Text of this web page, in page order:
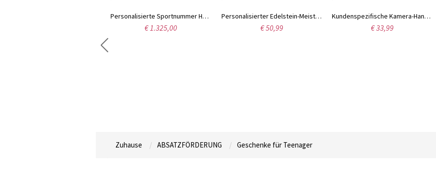
Personalisierte Sportnummer Halskette Edelstahl
€ 1.325,00
Personalisierter Edelstein-Meisterschaftsring, personalisierter Weltmeisterring für Basketball, Fußball, Baseball, Wrestling, Fantasy-Sport-Gewinner, Trophäen-Geschenk
€ 50,99
Kundenspezifische Kamera-Handyhülle Emily in Paris iPhEiner Cover
€ 33,99
Zuhause ABSATZFÖRDERUNG Geschenke für Teenager